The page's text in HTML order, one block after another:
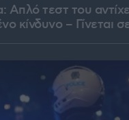
Απλό τεστ του
κίνδυνο – Γίνεται